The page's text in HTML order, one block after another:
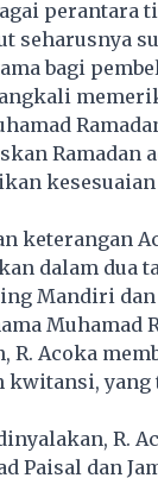
perantara
seharusnya
bagi
Ramadan
keterangan
dalam dua
Mandiri dan
Muhamad
R. Acoka
kwitansi, yang
R.
Paisal dan